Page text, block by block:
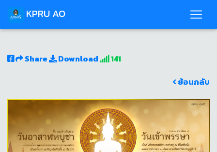
KPRU AO
Share Download
141
ย้อนกลับ